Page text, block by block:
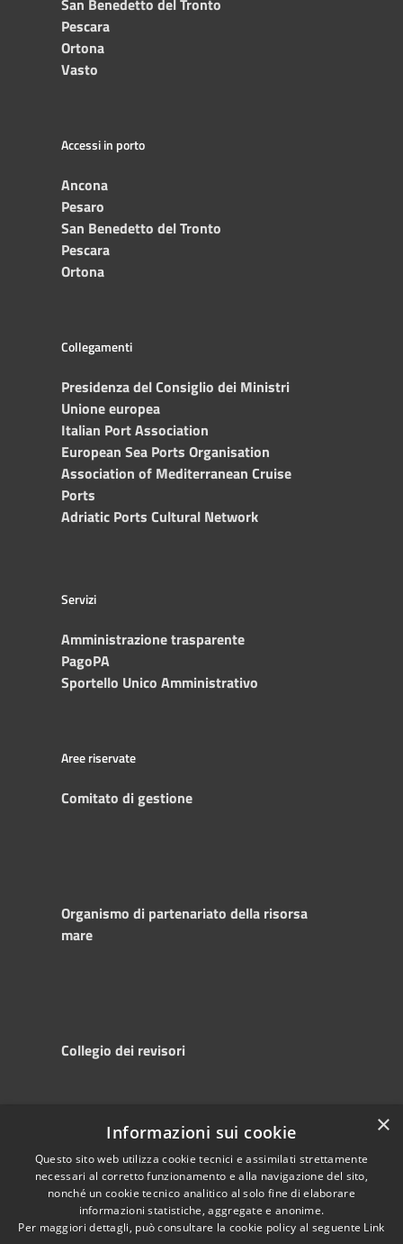
San Benedetto del Tronto
Pescara
Ortona
Vasto
Accessi in porto
Ancona
Pesaro
San Benedetto del Tronto
Pescara
Ortona
Collegamenti
Presidenza del Consiglio dei Ministri
Unione europea
Italian Port Association
European Sea Ports Organisation
Association of Mediterranean Cruise
Ports
Adriatic Ports Cultural Network
Servizi
Amministrazione trasparente
PagoPA
Sportello Unico Amministrativo
Aree riservate
Comitato di gestione
Organismo di partenariato della risorsa
mare
Collegio dei revisori
Accessibility
Privacy
Cookie
Sitemap
Copyright © 2025
Autorità di
Sistema Portuale
del Mare Adriatico
Centrale
×
Informazioni sui cookie
Questo sito web utilizza cookie tecnici e assimilati strettamente
necessari al corretto funzionamento e alla navigazione del sito,
nonché un cookie tecnico analitico al solo fine di elaborare
informazioni statistiche, aggregate e anonime.
Per maggiori dettagli, può consultare la cookie policy al seguente Link